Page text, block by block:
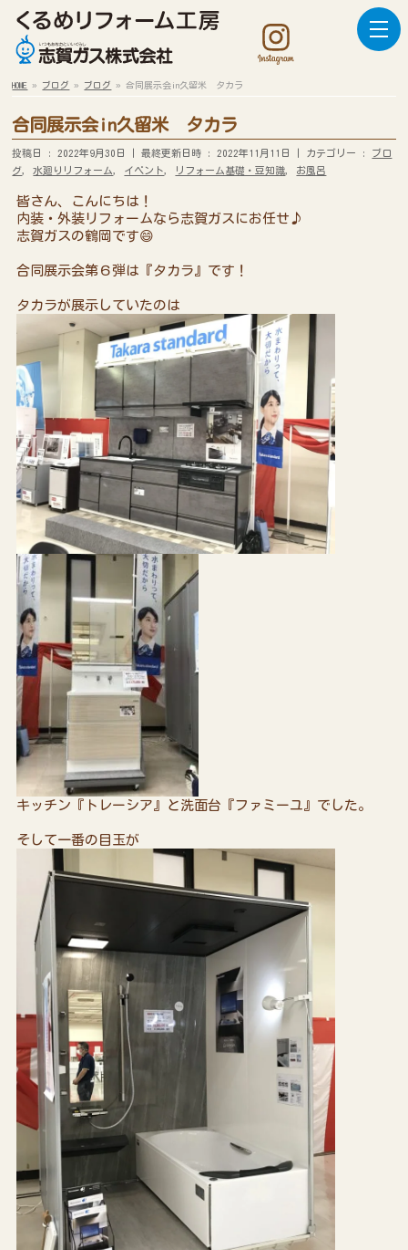
HOME » ブログ » ブログ » 合同展示会in久留米 タカラ
合同展示会in久留米 タカラ
投稿日 : 2022年9月30日 最終更新日時 : 2022年11月11日 カテゴリー : ブロ
グ ,水廻りリフォーム イベント リフォーム基礎・豆知識 お風呂
皆さん、こんにちは！
内装・外装リフォームなら志賀ガスにお任せ♪
志賀ガスの鶴岡です😄
合同展示会第６弾は『タカラ』です！
タカラが展示していたのは
キッチン『トレーシア』と洗面台『ファミーユ』でした。
そして一番の目玉が